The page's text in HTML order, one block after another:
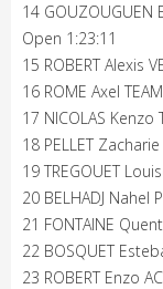
14 GOUZOUGUEN
Open 1:23:11
15 ROBERT Alexis
16 ROME Axel
17 NICOLAS Kenzo
18 PELLET
19 TREGOUET
20 BELHADJ Nahel
21 FONTAINE
22 BOSQUET
23 ROBERT Enzo